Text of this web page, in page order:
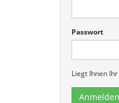
Passwort
Liegt Ihnen
Anmelden